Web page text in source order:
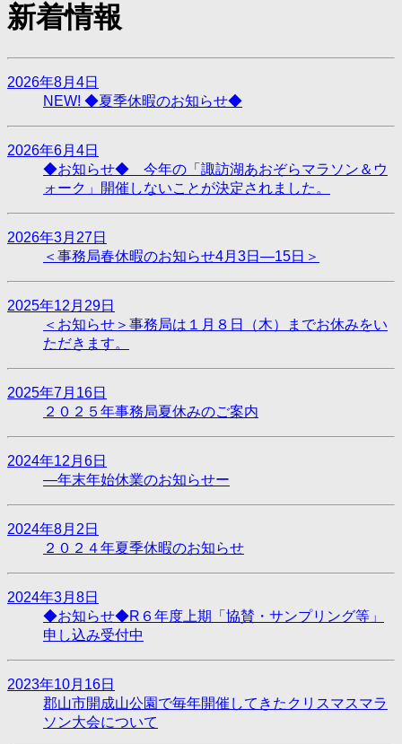
新着情報
2026年8月4日
NEW! ◆夏季休暇のお知らせ◆
2026年6月4日
◆お知らせ◆ 今年の「諏訪湖あおぞらマラソン＆ウ
ォーク」開催しないことが決定されました。
2026年3月27日
＜事務局春休暇のお知らせ4月3日―15日＞
2025年12月29日
＜お知らせ＞事務局は１月８日（木）までお休みをい
ただきます。
2025年7月16日
２０２５年事務局夏休みのご案内
2024年12月6日
―年末年始休業のお知らせー
2024年8月2日
２０２４年夏季休暇のお知らせ
2024年3月8日
◆お知らせ◆R６年度上期「協賛・サンプリング等」
申し込み受付中
2023年10月16日
郡山市開成山公園で毎年開催してきたクリスマスマラ
ソン大会について